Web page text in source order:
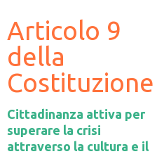
Articolo 9
della
Costituzione
Cittadinanza attiva per
superare la crisi
attraverso la cultura e il